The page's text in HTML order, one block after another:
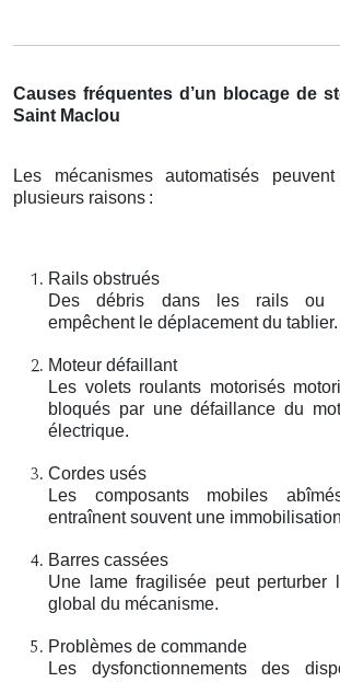
Causes fréquentes d’un blocage de
Saint Maclou
Les mécanismes automatisés
plusieurs raisons :
Rails obstrués
Des débris dans les rails ou
empêchent le déplacement du tablier.
Moteur défaillant
Les volets roulants motorisés
bloqués par une défaillance du
électrique.
Cordes usés
Les composants mobiles
entraînent souvent une
Barres cassées
Une lame fragilisée peut perturber
global du mécanisme.
Problèmes de commande
Les dysfonctionnements des